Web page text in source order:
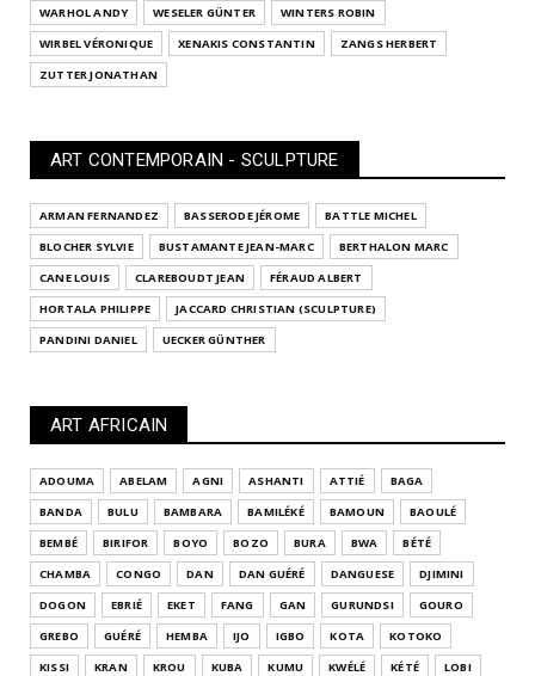
WARHOL ANDY WESELER GÜNTER
WINTERS ROBIN
WIRBEL VÉRONIQUE
XENAKIS CONSTANTIN
ZANGS HERBERT
ZUTTER JONATHAN
ART CONTEMPORAIN - SCULPTURE
ARMAN FERNANDEZ BASSERODE JÉROME
BATTLE MICHEL
BLOCHER SYLVIE
BUSTAMANTE JEAN-MARC
BERTHALON MARC
CANE LOUIS
CLAREBOUDT JEAN
FÉRAUD ALBERT
HORTALA PHILIPPE
JACCARD CHRISTIAN (SCULPTURE)
PANDINI DANIEL
UECKER GÜNTHER
ART AFRICAIN
ADOUMA ABELAM AGNI ASHANTI ATTIÉ
BAGA
BANDA
BULU BAMBARA BAMILÉKÉ BAMOUN
BAOULÉ
BEMBÉ
BIRIFOR BOYO BOZO BURA BWA
BÉTÉ
CHAMBA
CONGO DAN DAN GUÉRÉ DANGUESE
DJIMINI
DOGON
EBRIÉ EKET FANG GAN GURUNDSI
GOURO
GREBO
GUÉRÉ HEMBA IJO IGBO KOTA
KOTOKO
KISSI
KRAN KROU KUBA KUMU KWÉLÉ KÉTÉ
LOBI